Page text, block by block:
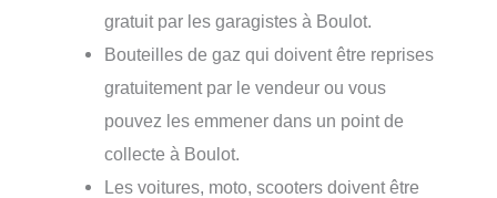
gratuit par les garagistes à Boulot.
Bouteilles de gaz qui doivent être reprises
gratuitement par le vendeur ou vous
pouvez les emmener dans un point de
collecte à Boulot.
Les voitures, moto, scooters doivent être